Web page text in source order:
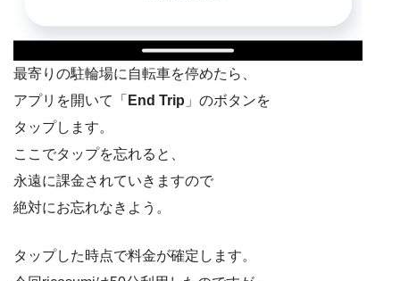
最寄りの駐輪場に自転車を停めたら、
アプリを開いて「 End Trip 」のボタンを
タップします。
ここでタップを忘れると、
永遠に課金されていきますので
絶対にお忘れなきよう。
タップした時点で料金が確定します。